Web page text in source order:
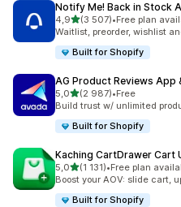
Notify Me! Back in Stock
4,9av 5 stjerner
(3 507)
Totalt 3507 omtaler
•Free plan
Waitlist, preorder, wishlist
Built for Shopify
AG Product Reviews App
5,0av 5 stjerner
(2 987)
Totalt 2987 omtaler
•Free
Build trust w/ unlimited
Built for Shopify
Kaching CartDrawer Cart
5,0av 5 stjerner
(1 131)
Totalt 1131 omtaler
•Free plan
Boost your AOV: slide cart,
Built for Shopify